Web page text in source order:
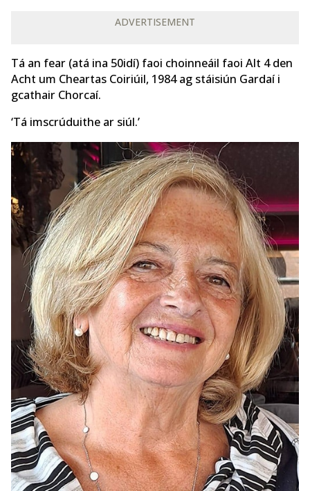
ADVERTISEMENT
Tá an fear (atá ina 50idí) faoi choinneáil faoi Alt 4 den
Acht um Cheartas Coiriúil, 1984 ag stáisiún Gardaí i
gcathair Chorcaí.
‘Tá imscrúduithe ar siúl.’